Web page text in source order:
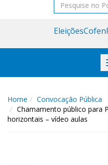
Eleições
Home
Convocação Pública
Chamamento público para
horizontais – vídeo aulas